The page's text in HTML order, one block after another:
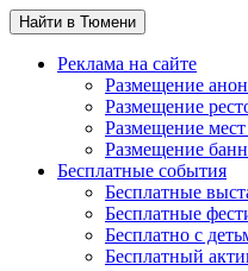
Найти в Тюмени
Реклама на сайте
Размещение
Размещение
Размещение
Размещение
Бесплатные события
Бесплатные
Бесплатные
Бесплатно с
Бесплатный